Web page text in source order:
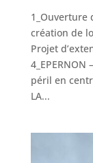
1_Ouverture
création de
Projet
péril en
LA...